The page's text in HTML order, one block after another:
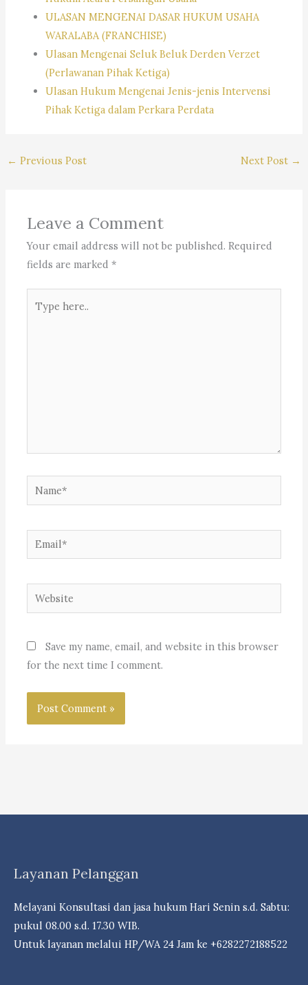
ULASAN MENGENAI DASAR HUKUM USAHA
WARALABA (FRANCHISE)
Ulasan Mengenai Seluk Beluk Derden Verzet
(Perlawanan Pihak Ketiga)
Ulasan Hukum Mengenai Jenis-jenis Intervensi
Pihak Ketiga dalam Perkara Perdata
← Previous Post Next Post →
Leave a Comment
Your email address will not be published. Required
fields are marked*
here..
Name*
Email*
Website
Save my name, email, and website in this browser
for the next time I comment.
Layanan Pelanggan
Melayani Konsultasi dan jasa hukum Hari Senin s.d. Sabtu:
pukul 08.00 s.d. 17.30 WIB.
Untuk layanan melalui HP/WA 24 Jam ke +6282272188522